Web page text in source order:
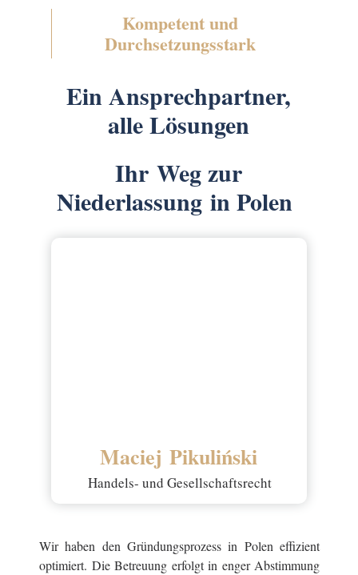
Wir haben den Gründungsprozess in Polen effizient
optimiert. Die Betreuung erfolgt in enger Abstimmung
Maciej Pikuliński
Handels- und Gesellschaftsrecht
Kompetent und
Durchsetzungsstark
Ein Ansprechpartner,
alle Lösungen
Ihr Weg zur
Niederlassung in Polen